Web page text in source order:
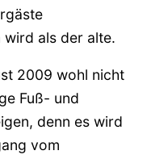
als der alte.
2009 wohl nicht
Fuß- und
denn es wird
vom